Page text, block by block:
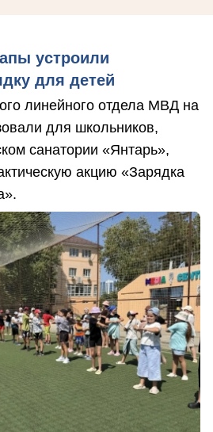
устроили
для детей
линейного отдела МВД на
для школьников,
санатории «Янтарь»,
акцию «Зарядка